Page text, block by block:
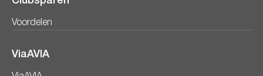
Voordelen
ViaAVIA